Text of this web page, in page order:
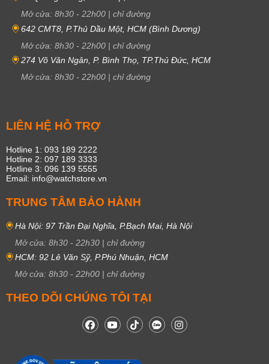
Thương hiệu nổi tiếng
Vị thế thương hiệu đóng một vai trò cực kỳ quan trọng để quyết định xem
chiếc đồng hồ đó có thuộc phân khúc Luxury không? Tất cả những sản
Để xếp được vào sản phẩm Luxury đòi hỏi phải có bề dày kinh nghiệm,
trong công nghệ chế tác,…
Những thương hiệu được xếp vào hàng Luxury phải kể đến như Rolex,
Mở cửa: 8h30 - 22h00 | chỉ đường
642 CMT8, P.Thủ Dầu Một, HCM (Bình Dương)
Mở cửa: 8h30 - 22h00 | chỉ đường
274 Võ Văn Ngân, P. Bình Thọ, TP.Thủ Đức, HCM
Mở cửa: 8h30 - 22h00 | chỉ đường
LIÊN HỆ HỖ TRỢ
Hotline 1: 093 189 2222
Hotline 2: 097 189 3333
Hotline 3: 096 139 5555
Email: info@watchstore.vn
TRUNG TÂM BẢO HÀNH
Hà Nội: 97 Trần Đại Nghĩa, P.Bạch Mai, Hà Nội
Mở cửa: 8h30 - 22h30 | chỉ đường
HCM: 92 Lê Văn Sỹ, P.Phú Nhuận, HCM
Mở cửa: 8h30 - 22h00 | chỉ đường
THEO DÕI CHÚNG TÔI TẠI